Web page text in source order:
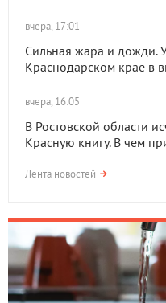
вчера, 17:01
Сильная жара и дожди.
Краснодарском крае в
вчера, 16:05
В Ростовской области
Красную книгу. В чем
Лента новостей